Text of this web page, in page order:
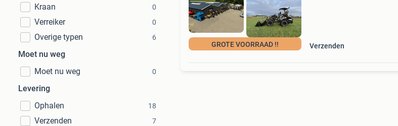
Kraan 0
Verreiker 0
Overige typen 6
Moet nu weg
Moet nu weg
0
Levering
Ophalen
18
Verzenden 7
GROTE VOORRAAD !! Verzenden